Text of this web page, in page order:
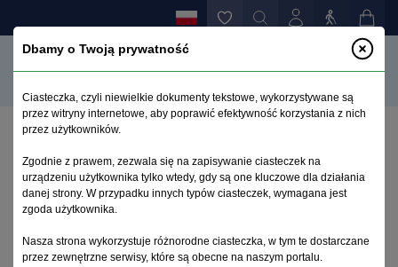
Zdolność do pracy osób upośledzonych umysłowo –
rozważania na kanwie trzech przypadków
Archiwum 1992–2014
Dbamy o Twoją prywatność
Ciasteczka, czyli niewielkie dokumenty tekstowe, wykorzystywane są
przez witryny internetowe, aby poprawić efektywność korzystania z nich
przez użytkowników.
Zgodnie z prawem, zezwala się na zapisywanie ciasteczek na
urządzeniu użytkownika tylko wtedy, gdy są one kluczowe dla działania
danej strony. W przypadku innych typów ciasteczek, wymagana jest
zgoda użytkownika.
Nasza strona wykorzystuje różnorodne ciasteczka, w tym te dostarczane
przez zewnętrzne serwisy, które są obecne na naszym portalu.